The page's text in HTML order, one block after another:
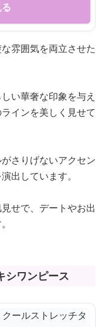
雰囲気を両立させた
い華奢な印象を与え
インを美しく見せて
さりげないアクセン
出しています。
せで、デートやお出
シワンピース